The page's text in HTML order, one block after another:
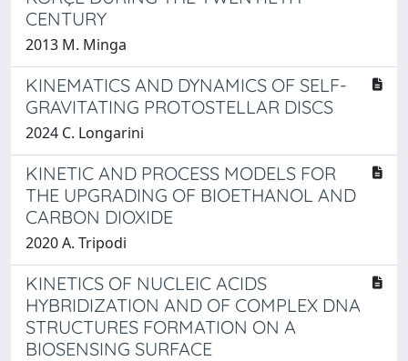
CENTURY
2013 M. Minga
KINEMATICS AND DYNAMICS OF SELF-
GRAVITATING PROTOSTELLAR DISCS
2024 C. Longarini
KINETIC AND PROCESS MODELS FOR
THE UPGRADING OF BIOETHANOL AND
CARBON DIOXIDE
2020 A. Tripodi
KINETICS OF NUCLEIC ACIDS
HYBRIDIZATION AND OF COMPLEX DNA
STRUCTURES FORMATION ON A
BIOSENSING SURFACE